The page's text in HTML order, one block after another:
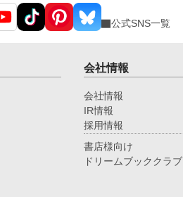
公式SNS一覧
会社情報
会社情報
IR情報
採用情報
書店様向け
ドリームブッククラブ